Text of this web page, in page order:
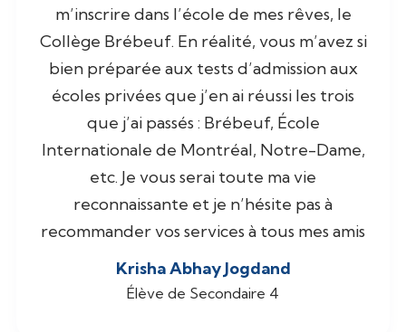
m’inscrire dans l’école de mes rêves, le
Collège Brébeuf. En réalité, vous m’avez si
bien préparée aux tests d’admission aux
écoles privées que j’en ai réussi les trois
que j’ai passés : Brébeuf, École
Internationale de Montréal, Notre-Dame,
etc. Je vous serai toute ma vie
reconnaissante et je n’hésite pas à
recommander vos services à tous mes amis
Krisha Abhay Jogdand
Élève de Secondaire 4